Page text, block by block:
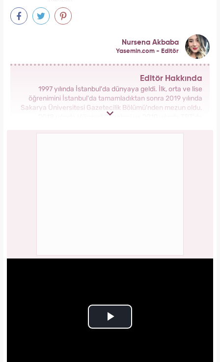
Nursena Akbaba
Yasemin.com - Editör
Editör Hakkında
1997 yılında İstanbul'da dünyaya geldi. İlk, orta ve lise
öğrenimini İstanbul'da tamamladıktan sonra 2019 yılında
Sakarya Üniversitesi Gazetecilik Bölümü'nden mezun oldu.
2018 yılında Hürriyet Gazetesi ve 2019 yılında TRT'de
Grubu bünyesinde yer alan Yasemin.com'da İçerik Editörü